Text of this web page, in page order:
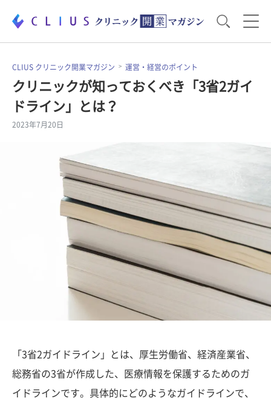
お役立ち資料 運営・経営のポイント
開業医のリアル
セミナー
CLIUS クリニック開業マガジン 運営・経営のポイント
クリニックが知っておくべき「3省2ガイ
ドライン」とは？
2023年7月20日
「3省2ガイドライン」とは、厚生労働省、経済産業省、
総務省の3省が作成した、医療情報を保護するためのガ
イドラインです。具体的にどのようなガイドラインで、